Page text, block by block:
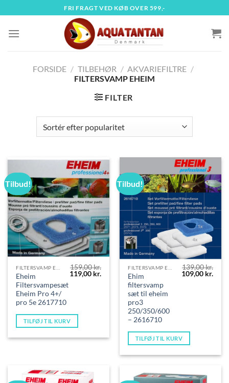
til
indhold
FRI FRAGT VED KØB OVER 599,-
FORSIDE / TILBEHØR / AKVARIEFILTRE /
FILTERSVAMP EHEIM
FILTER
Tilbud!
Eheim
Filtersvampesæt
Eheim Pro 4+/
pro 5e 2617710
159,00kr.
Den
oprindelige
119,00 kr.
119,00 kr..
TILFØJ TIL KURV
Tilbud!
Ehim
filtersvamp
sæt til eheim
pro3
250/350/600
– 2616710
139,00kr.
Den
oprindelige
109,00 kr.
TILFØJ TIL KURV